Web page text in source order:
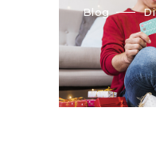
Blog